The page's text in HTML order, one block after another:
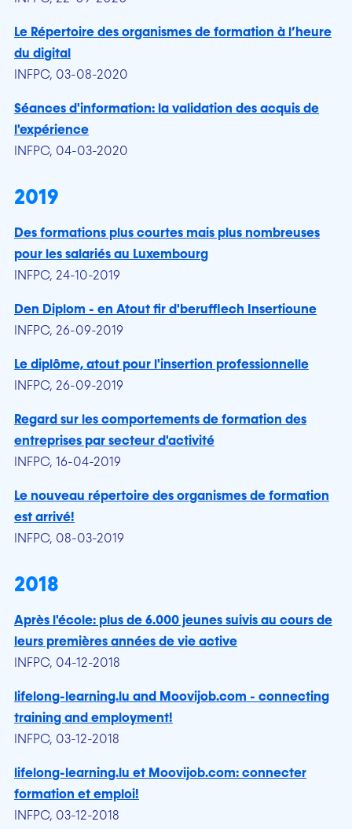
Le Répertoire des organismes de formation à l’heure
du digital
INFPC, 03-08-2020
Séances d'information: la validation des acquis de
l'expérience
INFPC, 04-03-2020
2019
Des formations plus courtes mais plus nombreuses
pour les salariés au Luxembourg
INFPC, 24-10-2019
Den Diplom - en Atout fir d'berufflech Insertioune
INFPC, 26-09-2019
Le diplôme, atout pour l'insertion professionnelle
INFPC, 26-09-2019
Regard sur les comportements de formation des
entreprises par secteur d'activité
INFPC, 16-04-2019
Le nouveau répertoire des organismes de formation
est arrivé!
INFPC, 08-03-2019
2018
Après l'école: plus de 6.000 jeunes suivis au cours de
leurs premières années de vie active
INFPC, 04-12-2018
lifelong-learning.lu and Moovijob.com - connecting
training and employment!
INFPC, 03-12-2018
lifelong-learning.lu et Moovijob.com: connecter
formation et emploi!
INFPC, 03-12-2018